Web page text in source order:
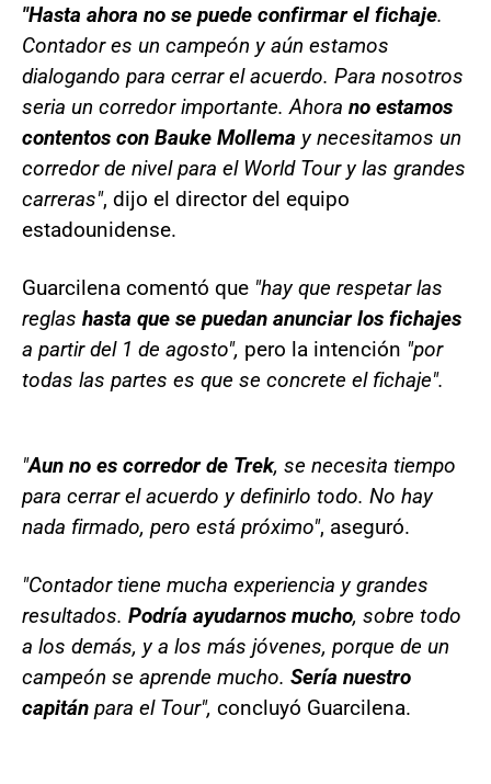
"Hasta ahora no se puede confirmar el fichaje.
Contador es un campeón y aún estamos
dialogando para cerrar el acuerdo. Para nosotros
seria un corredor importante. Ahora no estamos
contentos con Bauke Mollema y necesitamos un
corredor de nivel para el World Tour y las grandes
carreras", dijo el director del equipo
estadounidense.
Guarcilena comentó que "hay que respetar las
reglas hasta que se puedan anunciar los fichajes
a partir del 1 de agosto", pero la intención "por
todas las partes es que se concrete el fichaje".
"Aun no es corredor de Trek, se necesita tiempo
para cerrar el acuerdo y definirlo todo. No hay
nada firmado, pero está próximo", aseguró.
"Contador tiene mucha experiencia y grandes
resultados. Podría ayudarnos mucho, sobre todo
a los demás, y a los más jóvenes, porque de un
campeón se aprende mucho. Sería nuestro
capitán para el Tour", concluyó Guarcilena.